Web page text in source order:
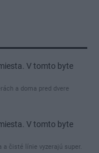
V tomto byte
a doma pred dvere
V tomto byte
a čisté línie vyzerajú super.